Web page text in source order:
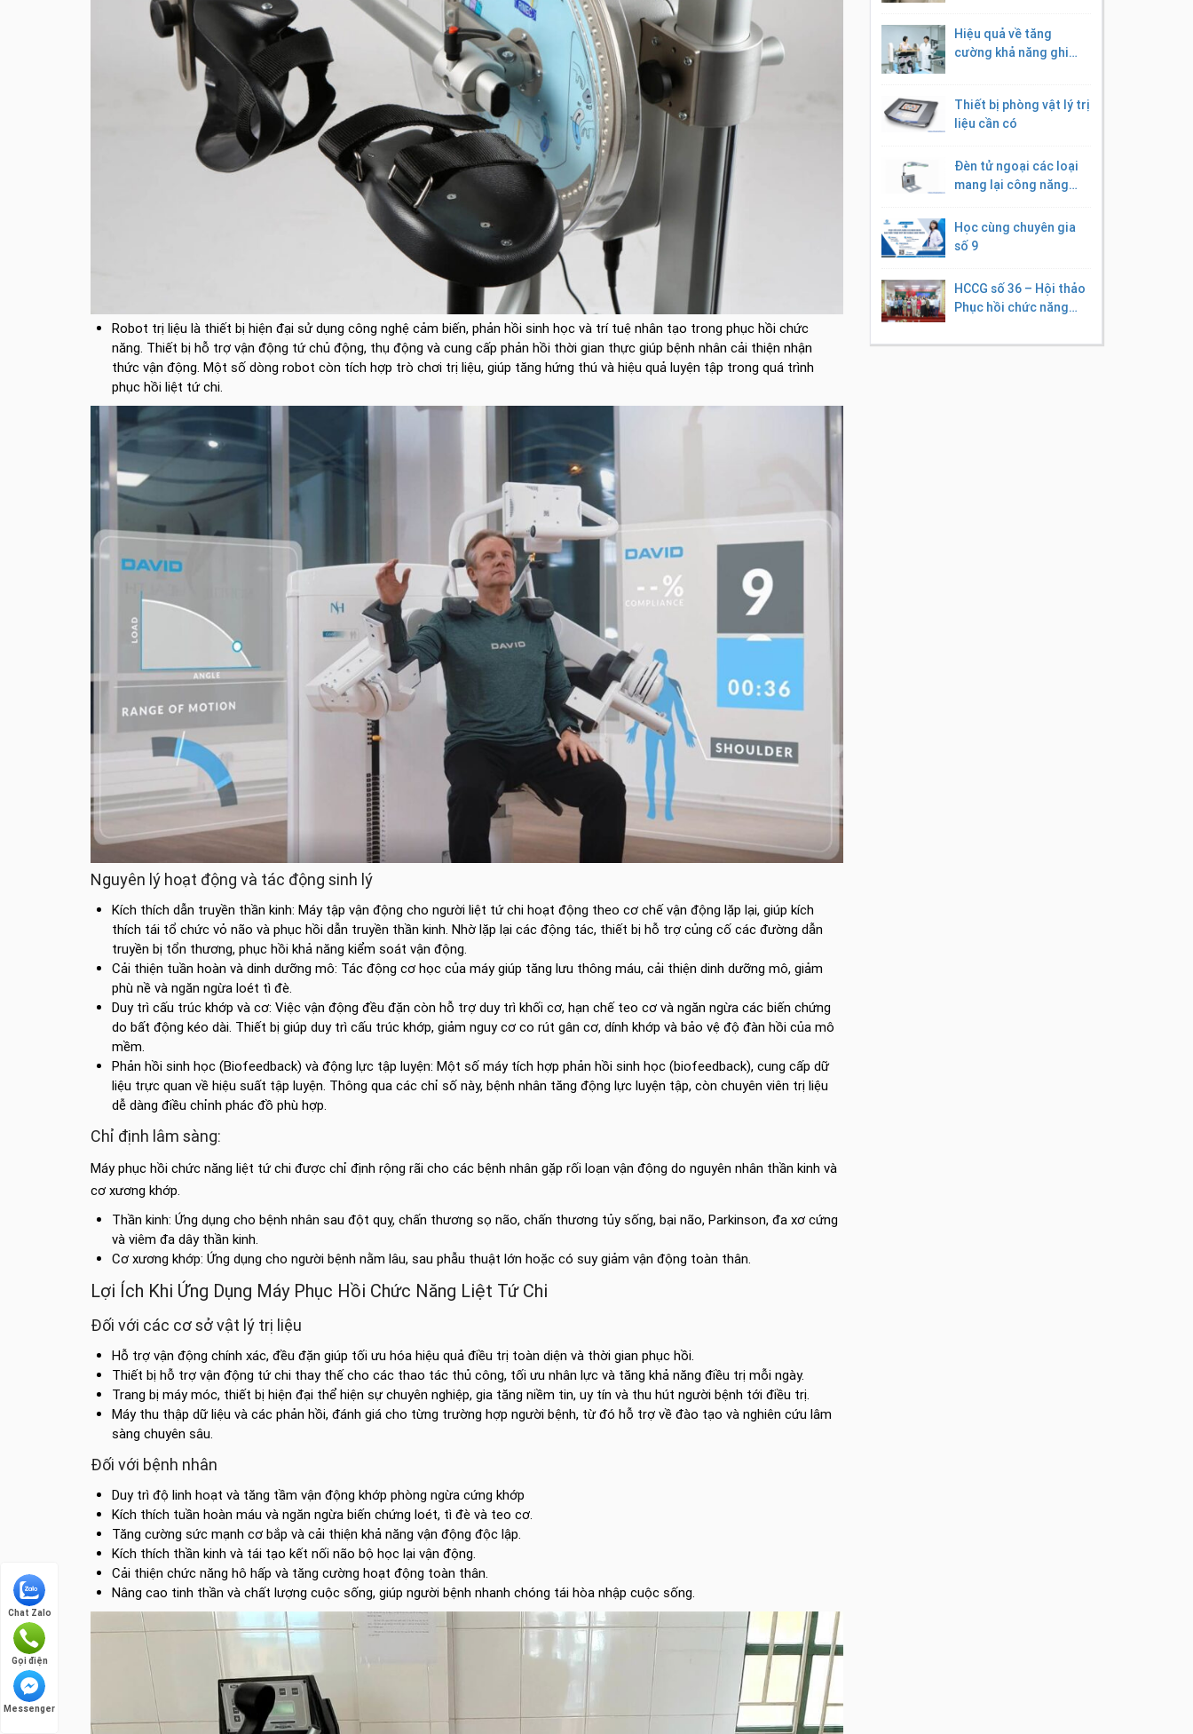
Robot trị liệu là thiết bị hiện đại sử dụng công nghệ cảm biến, phản hồi sinh học và trí tuệ nhân tạo trong phục hồi chức
năng. Thiết bị hỗ trợ vận động tứ chủ động, thụ động và cung cấp phản hồi thời gian thực giúp bệnh nhân cải thiện nhận
thức vận động. Một số dòng robot còn tích hợp trò chơi trị liệu, giúp tăng hứng thú và hiệu quả luyện tập trong quá trình
phục hồi liệt tứ chi.
Nguyên lý hoạt động và tác động sinh lý
Kích thích dẫn truyền thần kinh: Máy tập vận động cho người liệt tứ chi hoạt động theo cơ chế vận động lặp lại, giúp kích
thích tái tổ chức vỏ não và phục hồi dẫn truyền thần kinh. Nhờ lặp lại các động tác, thiết bị hỗ trợ củng cố các đường dẫn
truyền bị tổn thương, phục hồi khả năng kiểm soát vận động.
Cải thiện tuần hoàn và dinh dưỡng mô: Tác động cơ học của máy giúp tăng lưu thông máu, cải thiện dinh dưỡng mô, giảm
phù nề và ngăn ngừa loét tì đè.
Duy trì cấu trúc khớp và cơ: Việc vận động đều đặn còn hỗ trợ duy trì khối cơ, hạn chế teo cơ và ngăn ngừa các biến chứng
do bất động kéo dài. Thiết bị giúp duy trì cấu trúc khớp, giảm nguy cơ co rút gân cơ, dính khớp và bảo vệ độ đàn hồi của mô
mềm.
Phản hồi sinh học (Biofeedback) và động lực tập luyện: Một số máy tích hợp phản hồi sinh học (biofeedback), cung cấp dữ
liệu trực quan về hiệu suất tập luyện. Thông qua các chỉ số này, bệnh nhân tăng động lực luyện tập, còn chuyên viên trị liệu
dễ dàng điều chỉnh phác đồ phù hợp.
Chỉ định lâm sàng:
Máy phục hồi chức năng liệt tứ chi được chỉ định rộng rãi cho các bệnh nhân gặp rối loạn vận động do nguyên nhân thần kinh và
cơ xương khớp.
Thần kinh: Ứng dụng cho bệnh nhân sau đột quỵ, chấn thương sọ não, chấn thương tủy sống, bại não, Parkinson, đa xơ cứng
và viêm đa dây thần kinh.
Cơ xương khớp: Ứng dụng cho người bệnh nằm lâu, sau phẫu thuật lớn hoặc có suy giảm vận động toàn thân.
Lợi Ích Khi Ứng Dụng Máy Phục Hồi Chức Năng Liệt Tứ Chi
Đối với các cơ sở vật lý trị liệu
Hỗ trợ vận động chính xác, đều đặn giúp tối ưu hóa hiệu quả điều trị toàn diện và thời gian phục hồi.
Thiết bị hỗ trợ vận động tứ chi thay thế cho các thao tác thủ công, tối ưu nhân lực và tăng khả năng điều trị mỗi ngày.
Trang bị máy móc, thiết bị hiện đại thể hiện sự chuyên nghiệp, gia tăng niềm tin, uy tín và thu hút người bệnh tới điều trị.
Máy thu thập dữ liệu và các phản hồi, đánh giá cho từng trường hợp người bệnh, từ đó hỗ trợ về đào tạo và nghiên cứu lâm
sàng chuyên sâu.
Đối với bệnh nhân
Duy trì độ linh hoạt và tăng tầm vận động khớp phòng ngừa cứng khớp
Kích thích tuần hoàn máu và ngăn ngừa biến chứng loét, tì đè và teo cơ.
Tăng cường sức mạnh cơ bắp và cải thiện khả năng vận động độc lập.
Kích thích thần kinh và tái tạo kết nối não bộ học lại vận động.
Cải thiện chức năng hô hấp và tăng cường hoạt động toàn thân.
Nâng cao tinh thần và chất lượng cuộc sống, giúp người bệnh nhanh chóng tái hòa nhập cuộc sống.
Hiệu quả về tăng
cường khả năng ghi
dáng đi MRG-P100
Thiết bị phòng vật lý trị
liệu cần có
Đèn tử ngoại các loại
mang lại công năng
Học cùng chuyên gia
số 9
HCCG số 36 – Hội thảo
Phục hồi chức năng
sống, giải pháp ứng
Chat Zalo
Gọi điện
Messenger